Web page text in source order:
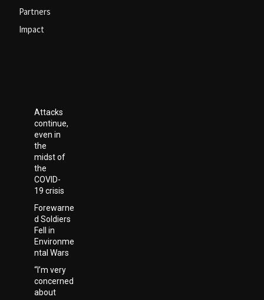
Partners
Impact
Attacks
continue,
even in
the
midst of
the
COVID-
19 crisis
Forewarne
d Soldiers
Fell in
Environme
ntal Wars
“I’m very
concerned
about